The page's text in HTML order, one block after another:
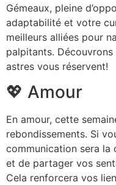
Gémeaux, pleine
adaptabilité et votre
meilleurs alliées pour
palpitants.
astres vous réservent!
💖 Amour
En amour, cette
rebondissements. Si
communication sera la
et de partager vos
Cela renforcera vos